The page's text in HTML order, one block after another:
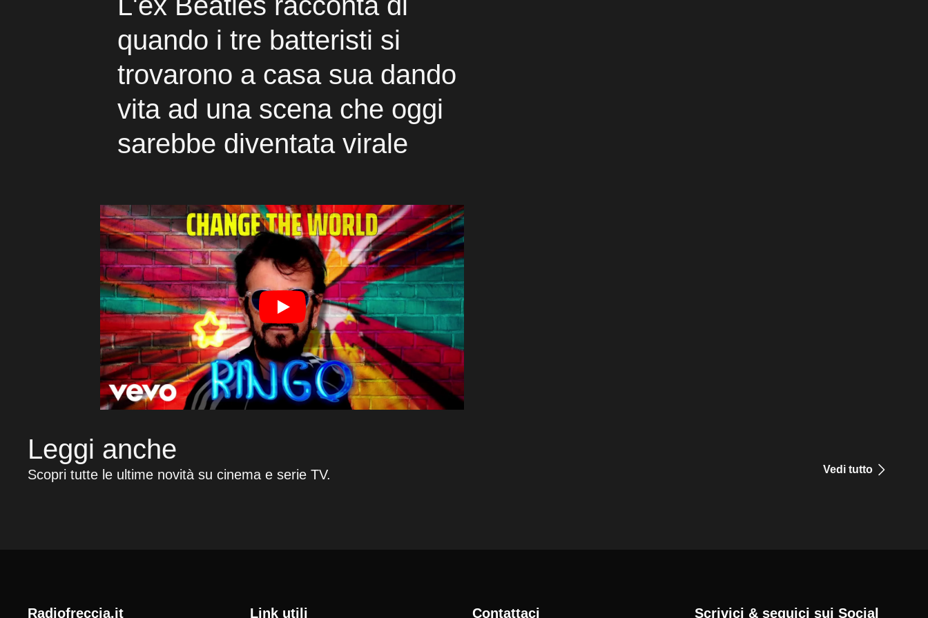
quando i tre batteristi si
trovarono a casa sua dando
vita ad una scena che oggi
sarebbe diventata virale
Leggi anche
Scopri tutte le ultime novità su cinema e serie TV. Vedi tutto
radiofreccia.it Link utili Contattaci Scrivici & seguici sui Social